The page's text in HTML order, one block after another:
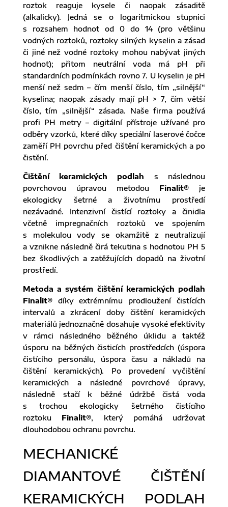
roztok reaguje kysele či naopak zásaditě
(alkalicky). Jedná se o logaritmickou stupnici
s rozsahem hodnot od 0 do 14 (pro většinu
vodných roztoků, roztoky silných kyselin a zásad
či jiné než vodné roztoky mohou nabývat jiných
hodnot); přitom neutrální voda má pH při
standardních podmínkách rovno 7. U kyselin je pH
menší než sedm – čím menší číslo, tím „silnější“
kyselina; naopak zásady mají pH > 7, čím větší
číslo, tím „silnější“ zásada. Naše firma používá
profi PH metry – digitální přístroje užívané pro
odběry vzorků, které díky speciální laserové čočce
zaměří PH povrchu před čištění keramických a po
čistění.
Čištění keramických podlah s následnou
povrchovou úpravou metodou Finalit® je
ekologicky šetrné a životnímu prostředí
nezávadné. Intenzivní čistící roztoky a činidla
včetně impregnačních roztoků ve spojením
s molekulou vody se okamžitě z neutralizují
a vznikne následně čirá tekutina s hodnotou PH 5
bez škodlivých a zatěžujících dopadů na životní
prostředí.
Metoda a systém čištění keramických podlah
Finalit®díky extrémnímu prodloužení čistících
intervalů a zkrácení doby čištění keramických
materiálů jednoznačně dosahuje vysoké efektivity
v rámci následného běžného úklidu a taktéž
úsporu na běžných čisticích prostředcích (úspora
čistícího personálu, úspora času a nákladů na
čištění keramických). Po provedení vyčištění
keramických a následné povrchové úpravy,
následně stačí k běžné údržbě čistá voda
s trochou ekologicky šetrného čistícího
roztoku Finalit®, který pomáhá udržovat
dlouhodobou ochranu povrchu.
MECHANICKÉ
DIAMANTOVÉ ČIŠTĚNÍ
KERAMICKÝCH PODLAH